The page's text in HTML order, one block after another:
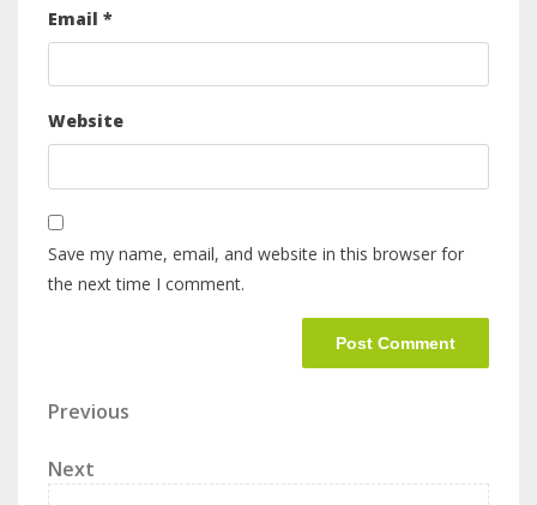
Email *
Website
Save my name, email, and website in this browser for
the next time I comment.
Previous
Next